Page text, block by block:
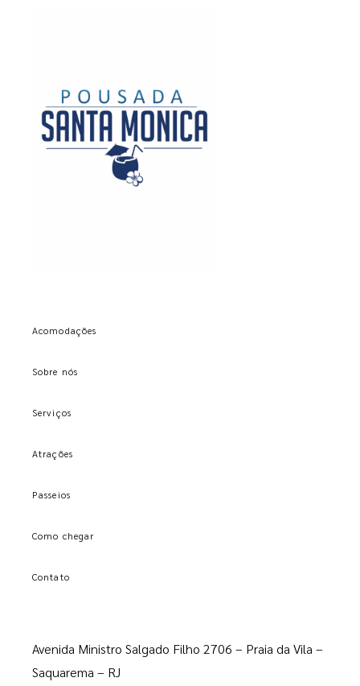
Acomodações
Sobre nós
Serviços
Atrações
Passeios
Como chegar
Contato
Avenida Ministro Salgado Filho 2706 – Praia da Vila –
Saquarema – RJ